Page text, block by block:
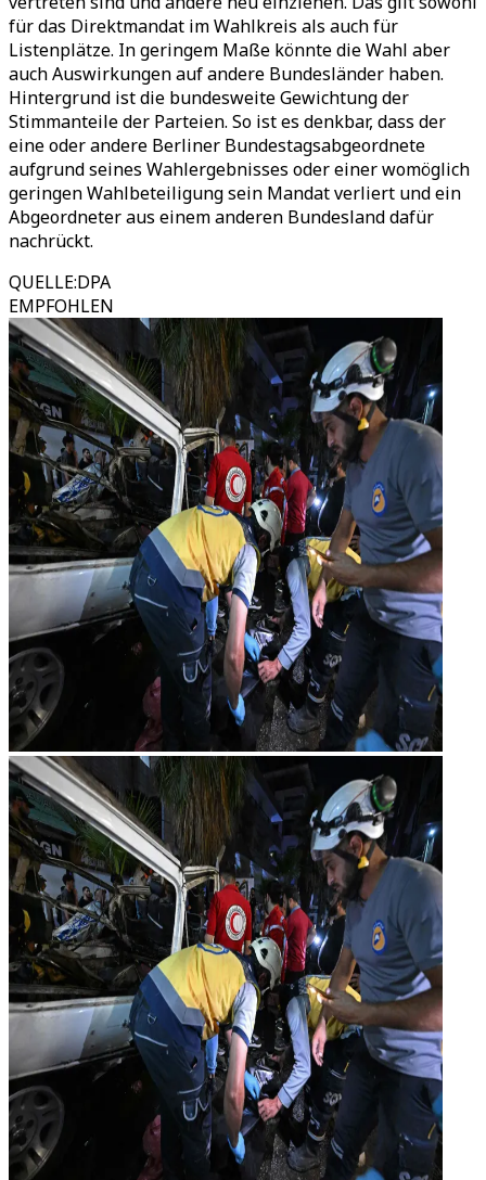
für das Direktmandat im Wahlkreis als auch für
Listenplätze. In geringem Maße könnte die Wahl aber
auch Auswirkungen auf andere Bundesländer haben.
Hintergrund ist die bundesweite Gewichtung der
Stimmanteile der Parteien. So ist es denkbar, dass der
eine oder andere Berliner Bundestagsabgeordnete
aufgrund seines Wahlergebnisses oder einer womöglich
geringen Wahlbeteiligung sein Mandat verliert und ein
Abgeordneter aus einem anderen Bundesland dafür
nachrückt.
QUELLE:DPA
EMPFOHLEN